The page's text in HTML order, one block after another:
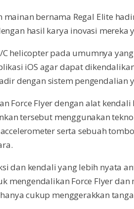
mainan bernama Regal Elite
hasil karya inovasi mereka
C helicopter pada umumnya
iOS agar dapat
dengan sistem pengendalian
Force Flyer dengan alat
tersebut menggunakan
serta sebuah
dan kendali yang lebih nyata
mengendalikan Force Flyer dan
cukup menggerakkan